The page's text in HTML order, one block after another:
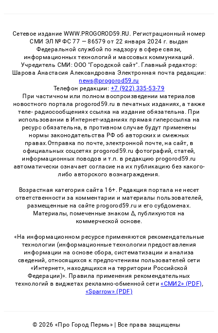
Сетевое издание WWW.PROGOROD59.RU. Регистрационный номер
СМИ ЭЛ № ФС 77 — 86579 от 22 января 2024 г. выдан
Федеральной службой по надзору в сфере связи,
информационных технологий и массовых коммуникаций.
Учредитель СМИ: ООО "Городской сайт". Главный редактор:
Шарова Анастасия Александровна Электронная почта редакции:
news@progorod59.ru
Телефон редакции: +7 (922) 335-53-79
При частичном или полном воспроизведении материалов
новостного портала progorod59.ru в печатных изданиях, а также
теле- радиосообщениях ссылка на издание обязательна. При
использовании в Интернет-изданиях прямая гиперссылка на
ресурс обязательна, в противном случае будут применены
нормы законодательства РФ об авторских и смежных
правах.Отправка по почте, электронной почте, на сайт, в
официальных соцсетях progorod59.ru фотографий, статей,
информационных поводов и т.п. в редакцию progorod59.ru
автоматически означает согласие на их публикацию без какого-
либо авторского вознаграждения.
Возрастная категория сайта 16+. Редакция портала не несет
ответственности за комментарии и материалы пользователей,
размещенные на сайте progorod59.ru и его субдоменах.
Материалы, помеченные знаком Δ, публикуются на
коммерческой основе.
«На информационном ресурсе применяются рекомендательные
технологии (информационные технологии предоставления
информации на основе сбора, систематизации и анализа
сведений, относящихся к предпочтениям пользователей сети
«Интернет», находящихся на территории Российской
Федерации)». Правила применения рекомендательных
технологий в виджетах рекламно-обменной сети«СМИ2» (PDF),
«Sparrow» (PDF)
© 2026 «Про Город Пермь» | Все права защищены